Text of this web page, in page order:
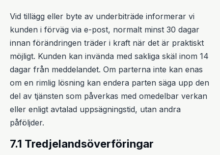
Vid tillägg eller byte av underbiträde informerar vi
kunden i förväg via e-post, normalt minst 30 dagar
innan förändringen träder i kraft när det är praktiskt
möjligt. Kunden kan invända med sakliga skäl inom 14
dagar från meddelandet. Om parterna inte kan enas
om en rimlig lösning kan endera parten säga upp den
del av tjänsten som påverkas med omedelbar verkan
eller enligt avtalad uppsägningstid, utan andra
påföljder.
7.1 Tredjelandsöverföringar